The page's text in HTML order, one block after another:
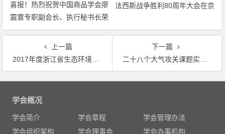
喜报！热烈祝贺中国商品学会廖
震寰专职副会长、执行秘书长荣
获农工党中央表彰
法西斯战争胜利80周年大会在京
阅兵仪式 习近平发表重要讲话
并检阅受阅部队
上一篇
2017年度浙江省生态环境满意度调查显示 逾八成受访者对环境质量满意 连续6年保持上升，比2011年提升近四成
下一篇
二十八个大气攻关课题实施方案全部通过评审 地方环保部门与科研单位共同参与课题研究
文
学会概况
学会简介 学会章程
学会管理办法
学会组织架构
学会理事会 学会办事机构